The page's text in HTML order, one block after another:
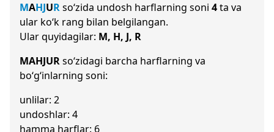
MAHJURso‘zida undosh harflarning soni 4ta va
ular ko‘k rang bilan belgilangan.
Ular quyidagilar: M, H, J, R
MAHJURso‘zidagi barcha harflarning va
bo‘g‘inlarning soni:
unlilar: 2
undoshlar: 4
hamma harflar: 6